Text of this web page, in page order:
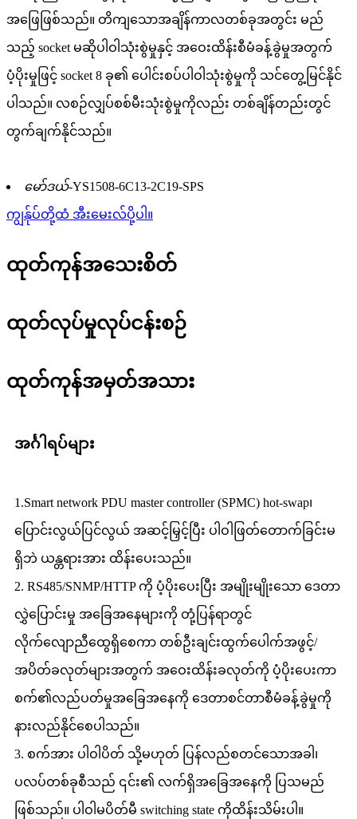
အဖြေဖြစ်သည်။ တိကျသောအချိန်ကာလတစ်ခုအတွင်း မည်
သည့် socket မဆိုပါဝါသုံးစွဲမှုနှင့် အဝေးထိန်းစီမံခန့်ခွဲမှုအတွက်
ပံ့ပိုးမှုဖြင့် socket 8 ခု၏ ပေါင်းစပ်ပါဝါသုံးစွဲမှုကို သင်တွေ့မြင်နိုင်
ပါသည်။ လစဉ်လျှပ်စစ်မီးသုံးစွဲမှုကိုလည်း တစ်ချိန်တည်းတွင်
တွက်ချက်နိုင်သည်။
မော်ဒယ်-YS1508-6C13-2C19-SPS
ကျွန်ုပ်တို့ထံ အီးမေးလ်ပို့ပါ။
ထုတ်ကုန်အသေးစိတ်
ထုတ်လုပ်မှုလုပ်ငန်းစဉ်
ထုတ်ကုန်အမှတ်အသား
အင်္ဂါရပ်များ
1.Smart network PDU master controller (SPMC) hot-swap၊
ပြောင်းလွယ်ပြင်လွယ် အဆင့်မြှင့်ပြီး ပါဝါဖြတ်တောက်ခြင်းမ
ရှိဘဲ ယန္တရားအား ထိန်းပေးသည်။
2. RS485/SNMP/HTTP ကို ​​ပံ့ပိုးပေးပြီး အမျိုးမျိုးသော ဒေတာ
လွှဲပြောင်းမှု အခြေအနေများကို တုံ့ပြန်ရာတွင်
လိုက်လျောညီထွေရှိစေကာ တစ်ဦးချင်းထွက်ပေါက်အဖွင့်/
အပိတ်ခလုတ်များအတွက် အဝေးထိန်းခလုတ်ကို ပံ့ပိုးပေးကာ
စက်၏လည်ပတ်မှုအခြေအနေကို ဒေတာစင်တာစီမံခန့်ခွဲမှုကို
နားလည်နိုင်စေပါသည်။
3. စက်အား ပါဝါပိတ် သို့မဟုတ် ပြန်လည်စတင်သောအခါ၊
ပလပ်တစ်ခုစီသည် ၎င်း၏ လက်ရှိအခြေအနေကို ပြသမည်
ဖြစ်သည်။ ပါဝါမပိတ်မီ switching state ကိုထိန်းသိမ်းပါ။